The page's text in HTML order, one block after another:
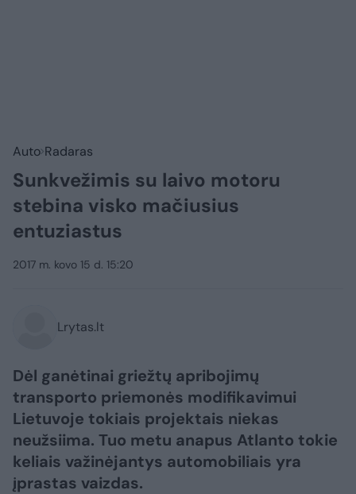
Auto Radaras
Sunkvežimis su laivo motoru
stebina visko mačiusius
entuziastus
2017 m. kovo 15 d. 15:20
Lrytas.lt
Dėl ganėtinai griežtų apribojimų
transporto priemonės modifikavimui
Lietuvoje tokiais projektais niekas
neužsiima. Tuo metu anapus Atlanto tokie
keliais važinėjantys automobiliais yra
įprastas vaizdas.